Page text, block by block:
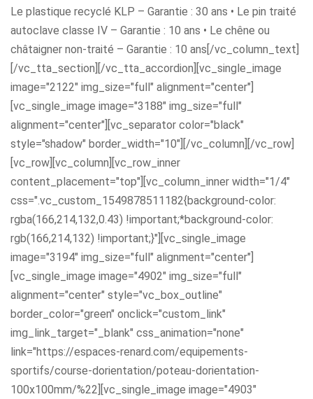
Le plastique recyclé KLP – Garantie : 30 ans • Le pin traité
autoclave classe IV – Garantie : 10 ans • Le chêne ou
châtaigner non-traité – Garantie : 10 ans[/vc_column_text]
[/vc_tta_section][/vc_tta_accordion][vc_single_image
image="2122" img_size="full" alignment="center"]
[vc_single_image image="3188" img_size="full"
alignment="center"][vc_separator color="black"
style="shadow" border_width="10"][/vc_column][/vc_row]
[vc_row][vc_column][vc_row_inner
content_placement="top"][vc_column_inner width="1/4"
css=".vc_custom_1549878511182{background-color:
rgba(166,214,132,0.43) !important;*background-color:
rgb(166,214,132) !important;}"][vc_single_image
image="3194" img_size="full" alignment="center"]
[vc_single_image image="4902" img_size="full"
alignment="center" style="vc_box_outline"
border_color="green" onclick="custom_link"
img_link_target="_blank" css_animation="none"
link="https://espaces-renard.com/equipements-
sportifs/course-dorientation/poteau-dorientation-
100x100mm/%22][vc_single_image image="4903"